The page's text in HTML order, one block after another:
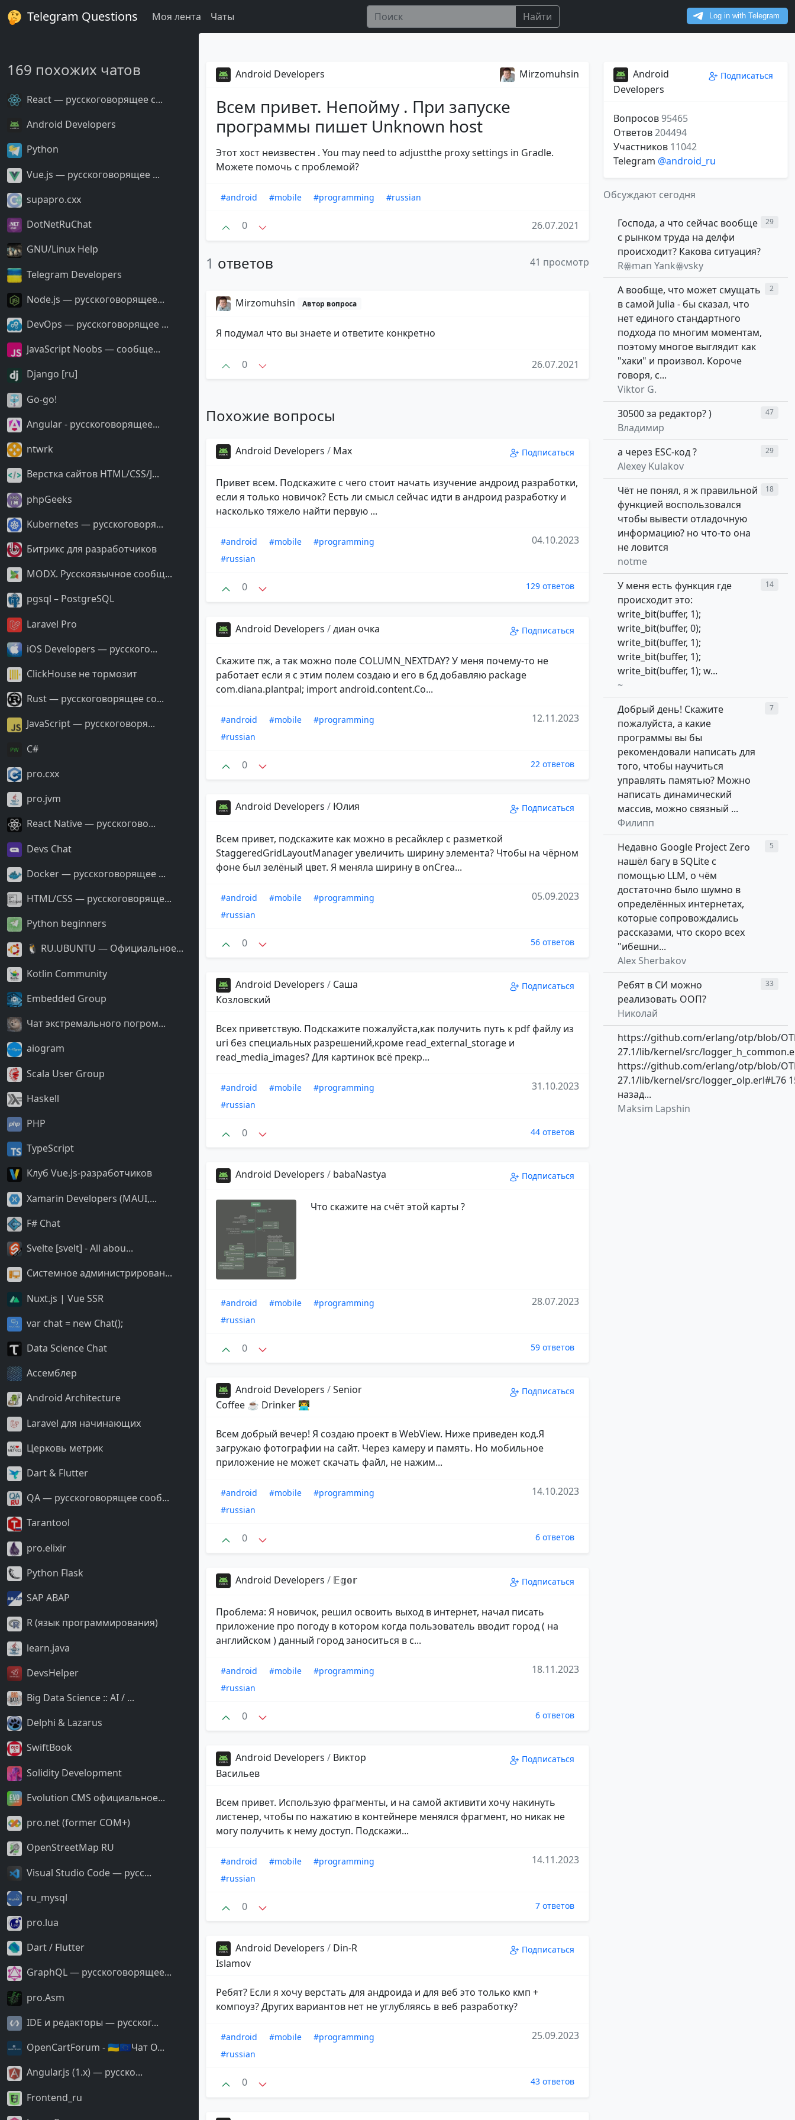
Telegram Questions Моя лента Чаты Найти
169 похожих чатов
React — русскоговорящее с...
Android Developers
Python
Vue.js — русскоговорящее ...
supapro.cxx
DotNetRuChat
GNU/Linux Help
Telegram Developers
Node.js — русскоговорящее...
DevOps — русскоговорящее ...
JavaScript Noobs — сообще...
Django [ru]
Go-go!
Angular - русскоговорящее...
ntwrk
Верстка сайтов HTML/CSS/J...
phpGeeks
Kubernetes — русскоговоря...
Битрикс для разработчиков
MODX. Русскоязычное сообщ...
pgsql – PostgreSQL
Laravel Pro
iOS Developers — русского...
ClickHouse не тормозит
Rust — русскоговорящее со...
JavaScript — русскоговоря...
С#
pro.cxx
pro.jvm
React Native — русскогово...
Devs Chat
Docker — русскоговорящее ...
HTML/CSS — русскоговоряще...
Python beginners
🐧 RU.UBUNTU — Официальное...
Kotlin Community
Embedded Group
Чат экстремального погром...
aiogram
Scala User Group
Haskell
PHP
TypeScript
Клуб Vue.js-разработчиков
Xamarin Developers (MAUI,...
F# Chat
Svelte [svelt] - All abou...
Системное администрирован...
Nuxt.js | Vue SSR
var chat = new Chat();
Data Science Chat
Ассемблер
Android Architecture
Laravel для начинающих
Церковь метрик
Dart & Flutter
QA — русскоговорящее сооб...
Tarantool
pro.elixir
Python Flask
SAP ABAP
R (язык программирования)
learn.java
DevsHelper
Big Data Science :: AI / ...
Delphi & Lazarus
SwiftBook
Solidity Development
Evolution CMS официальное...
pro.net (former COM+)
OpenStreetMap RU
Visual Studio Code — русс...
ru_mysql
pro.lua
Dart / Flutter
GraphQL — русскоговорящее...
pro.Asm
IDE и редакторы — русског...
OpenCartForum - 🇺🇦🇪🇺Чат O...
Angular.js (1.x) — русско...
Frontend_ru
Android Developers Mirzomuhsin
Всем привет. Непойму . При запуске
программы пишет Unknown host
Этот хост неизвестен . You may need to adjustthe proxy settings in Gradle.
Можете помочь с проблемой?
#android #mobile #programming #russian
0 26.07.2021
1 ответов 41 просмотр
Mirzomuhsin Автор вопроса
Я подумал что вы знаете и ответите конкретно
0 26.07.2021
Похожие вопросы
Android Developers / Max Подписаться
Привет всем. Подскажите с чего стоит начать изучение андроид разработки,
если я только новичок? Есть ли смысл сейчас идти в андроид разработку и
насколько тяжело найти первую ...
#android #mobile
#programming
#russian
04.10.2023
0 129 ответов
Android Developers /диан очка Подписаться
Скажите пж, а так можно поле COLUMN_NEXTDAY? У меня почему-то не
работает если я с этим полем создаю и его в бд добавляю package
com.diana.plantpal; import android.content.Co...
#android #mobile
#programming
#russian
12.11.2023
0 22 ответов
Android Developers / Юлия Подписаться
Всем привет, подскажите как можно в ресайклер с разметкой
StaggeredGridLayoutManager увеличить ширину элемента? Чтобы на чёрном
фоне был зелёный цвет. Я меняла ширину в onCrea...
#android #mobile
#programming
#russian
05.09.2023
0 56 ответов
Android Developers / Саша
Козловский
Подписаться
Всех приветствую. Подскажите пожалуйста,как получить путь к pdf файлу из
uri без специальных разрешений,кроме read_external_storage и
read_media_images? Для картинок всё прекр...
#android #mobile
#programming
#russian
31.10.2023
0 44 ответов
Android Developers / babaNastya Подписаться
Что скажите на счёт этой карты ?
#android #mobile
#programming
#russian
28.07.2023
0 59 ответов
Android Developers /Senior
Coffee ☕️ Drinker 👨‍💻
Подписаться
Всем добрый вечер! Я создаю проект в WebView. Ниже приведен код.Я
загружаю фотографии на сайт. Через камеру и память. Но мобильное
приложение не может скачать файл, не нажим...
#android #mobile
#programming
#russian
14.10.2023
0 6 ответов
Android Developers / 𝔼𝕘𝕠𝕣 Подписаться
Проблема: Я новичок, решил освоить выход в интернет, начал писать
приложение про погоду в котором когда пользователь вводит город ( на
английском ) данный город заноситься в с...
#android #mobile
#programming
#russian
18.11.2023
0 6 ответов
Android Developers / Виктор
Васильев
Подписаться
Всем привет. Использую фрагменты, и на самой активити хочу накинуть
листенер, чтобы по нажатию в контейнере менялся фрагмент, но никак не
могу получить к нему доступ. Подскажи...
#android #mobile
#programming
#russian
14.11.2023
0 7 ответов
Android Developers / Din-R
Islamov
Подписаться
Ребят? Если я хочу верстать для андроида и для веб это только кмп +
компоуз? Других вариантов нет не углубляясь в веб разработку?
#android #mobile
#programming
#russian
25.09.2023
0 43 ответов
Android
Developers
Подписаться
Вопросов95465
Ответов204494
Участников 11042
Telegram @android_ru
Обсуждают сегодня
Господа, а что сейчас вообще
с рынком труда на делфи
происходит? Какова ситуация?
Rꙮman Yankꙮvsky
29
А вообще, что может смущать
в самой Julia - бы сказал, что
нет единого стандартного
подхода по многим моментам,
поэтому многое выглядит как
"хаки" и произвол. Короче
говоря, с...
Viktor G.
2
30500 за редактор? )
Владимир
47
а через ESC-код ?
Alexey Kulakov
29
Чёт не понял, я ж правильной
функцией воспользовался
чтобы вывести отладочную
информацию? но что-то она
не ловится
notme
18
У меня есть функция где
происходит это:
write_bit(buffer, 1);
write_bit(buffer, 0);
write_bit(buffer, 1);
write_bit(buffer, 1);
write_bit(buffer, 1); w...
~
14
Добрый день! Скажите
пожалуйста, а какие
программы вы бы
рекомендовали написать для
того, чтобы научиться
управлять памятью? Можно
написать динамический
массив, можно связный ...
Филипп
7
Недавно Google Project Zero
нашёл багу в SQLite с
помощью LLM, о чём
достаточно было шумно в
определённых интернетах,
которые сопровождались
рассказами, что скоро всех
"ибешни...
Alex Sherbakov
5
Ребят в СИ можно
реализовать ООП?
Николай
33
https://github.com/erlang/otp/blob/
27.1/lib/kernel/src/
https://github.com/erlang/otp/blob/
27.1/lib/kernel/src/logger_olp.erl#L76
назад...
Maksim Lapshin